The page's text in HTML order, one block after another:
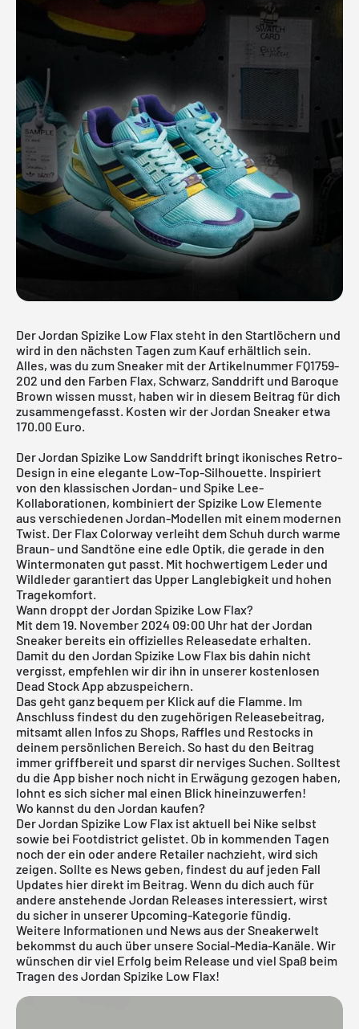
Der Jordan Spizike Low Flax steht in den Startlöchern und
wird in den nächsten Tagen zum Kauf erhältlich sein.
Alles, was du zum Sneaker mit der Artikelnummer FQ1759-
202 und den Farben Flax, Schwarz, Sanddrift und Baroque
Brown wissen musst, haben wir in diesem Beitrag für dich
zusammengefasst. Kosten wir der Jordan Sneaker etwa
170.00 Euro.
Der Jordan Spizike Low Sanddrift bringt ikonisches Retro-
Design in eine elegante Low-Top-Silhouette. Inspiriert
von den klassischen Jordan- und Spike Lee-
Kollaborationen, kombiniert der Spizike Low Elemente
aus verschiedenen Jordan-Modellen mit einem modernen
Twist. Der Flax Colorway verleiht dem Schuh durch warme
Braun- und Sandtöne eine edle Optik, die gerade in den
Wintermonaten gut passt. Mit hochwertigem Leder und
Wildleder garantiert das Upper Langlebigkeit und hohen
Tragekomfort.
Wann droppt der Jordan Spizike Low Flax?
Mit dem 19. November 2024 09:00 Uhr hat der Jordan
Sneaker bereits ein offizielles Releasedate erhalten.
Damit du den Jordan Spizike Low Flax bis dahin nicht
vergisst, empfehlen wir dir ihn in unserer kostenlosen
Dead Stock App abzuspeichern.
Das geht ganz bequem per Klick auf die Flamme. Im
Anschluss findest du den zugehörigen Releasebeitrag,
mitsamt allen Infos zu Shops, Raffles und Restocks in
deinem persönlichen Bereich. So hast du den Beitrag
immer griffbereit und sparst dir nerviges Suchen. Solltest
du die App bisher noch nicht in Erwägung gezogen haben,
lohnt es sich sicher mal einen Blick hineinzuwerfen!
Wo kannst du den Jordan kaufen?
Der Jordan Spizike Low Flax ist aktuell bei Nike selbst
sowie bei Footdistrict gelistet. Ob in kommenden Tagen
noch der ein oder andere Retailer nachzieht, wird sich
zeigen. Sollte es News geben, findest du auf jeden Fall
Updates hier direkt im Beitrag. Wenn du dich auch für
andere anstehende Jordan Releases interessiert, wirst
du sicher in unserer Upcoming-Kategorie fündig.
Weitere Informationen und News aus der Sneakerwelt
bekommst du auch über unsere Social-Media-Kanäle. Wir
wünschen dir viel Erfolg beim Release und viel Spaß beim
Tragen des Jordan Spizike Low Flax!